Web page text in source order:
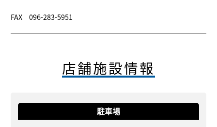
FAX 096-283-5951
店舗施設情報
駐車場